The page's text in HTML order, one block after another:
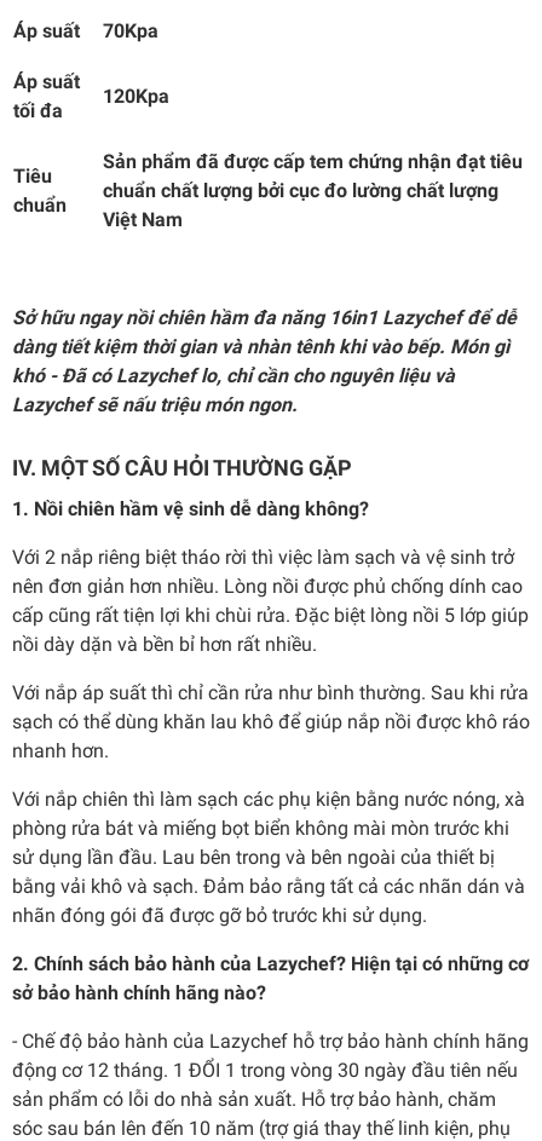
Áp suất 70Kpa
Áp suất
tối đa
120Kpa
Tiêu
chuẩn
Sản phẩm đã được cấp tem chứng nhận đạt tiêu
chuẩn chất lượng bởi cục đo lường chất lượng
Việt Nam
Sở hữu ngay nồi chiên hầm đa năng 16in1 Lazychef để dễ
dàng tiết kiệm thời gian và nhàn tênh khi vào bếp. Món gì
khó - Đã có Lazychef lo, chỉ cần cho nguyên liệu và
Lazychef sẽ nấu triệu món ngon.
IV. MỘT SỐ CÂU HỎI THƯỜNG GẶP
1. Nồi chiên hầm vệ sinh dễ dàng không?
Với 2 nắp riêng biệt tháo rời thì việc làm sạch và vệ sinh trở
nên đơn giản hơn nhiều. Lòng nồi được phủ chống dính cao
cấp cũng rất tiện lợi khi chùi rửa. Đặc biệt lòng nồi 5 lớp giúp
nồi dày dặn và bền bỉ hơn rất nhiều.
Với nắp áp suất thì chỉ cần rửa như bình thường. Sau khi rửa
sạch có thể dùng khăn lau khô để giúp nắp nồi được khô ráo
nhanh hơn.
Với nắp chiên thì làm sạch các phụ kiện bằng nước nóng, xà
phòng rửa bát và miếng bọt biển không mài mòn trước khi
sử dụng lần đầu. Lau bên trong và bên ngoài của thiết bị
bằng vải khô và sạch. Đảm bảo rằng tất cả các nhãn dán và
nhãn đóng gói đã được gỡ bỏ trước khi sử dụng.
2. Chính sách bảo hành của Lazychef? Hiện tại có những cơ
sở bảo hành chính hãng nào?
- Chế độ bảo hành của Lazychef hỗ trợ bảo hành chính hãng
động cơ 12 tháng. 1 ĐỔI 1 trong vòng 30 ngày đầu tiên nếu
sản phẩm có lỗi do nhà sản xuất. Hỗ trợ bảo hành, chăm
sóc sau bán lên đến 10 năm (trợ giá thay thế linh kiện, phụ